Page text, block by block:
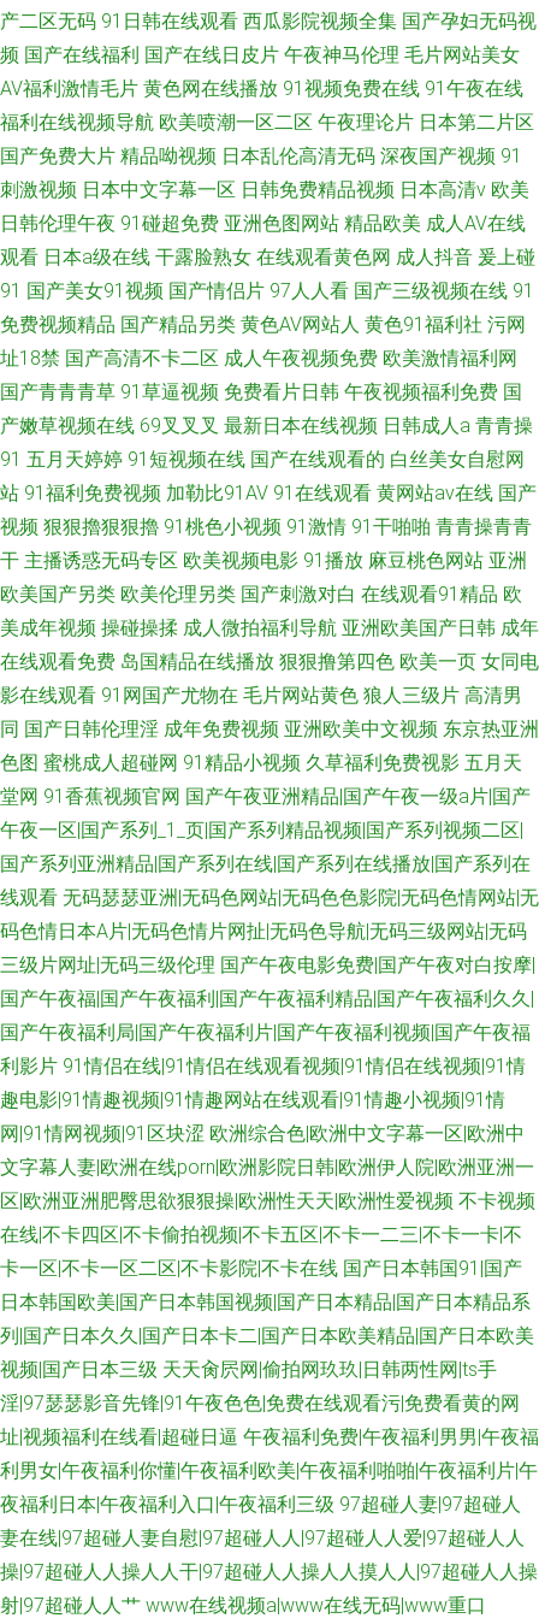
产二区无码 91日韩在线观看 西瓜影院视频全集 国产孕妇无码视
频 国产在线福利 国产在线日皮片 午夜神马伦理 毛片网站美女
AV福利激情毛片 黄色网在线播放 91视频免费在线 91午夜在线
福利在线视频导航 欧美喷潮一区二区 午夜理论片 日本第二片区
国产免费大片 精品呦视频 日本乱伦高清无码 深夜国产视频 91
刺激视频 日本中文字幕一区 日韩免费精品视频 日本高清v 欧美
日韩伦理午夜 91碰超免费 亚洲色图网站 精品欧美 成人AV在线
观看 日本a级在线 干露脸熟女 在线观看黄色网 成人抖音 爰上碰
91 国产美女91视频 国产情侣片 97人人看 国产三级视频在线 91
免费视频精品 国产精品另类 黄色AV网站人 黄色91福利社 污网
址18禁 国产高清不卡二区 成人午夜视频免费 欧美激情福利网
国产青青青草 91草逼视频 免费看片日韩 午夜视频福利免费 国
产嫩草视频在线 69叉叉叉 最新日本在线视频 日韩成人a 青青操
91 五月天婷婷 91短视频在线 国产在线观看的 白丝美女自慰网
站 91福利免费视频 加勒比91AV 91在线观看 黄网站av在线 国产
视频 狠狠擼狠狠擼 91桃色小视频 91激情 91干啪啪 青青操青青
干 主播诱惑无码专区 欧美视频电影 91播放 麻豆桃色网站 亚洲
欧美国产另类 欧美伦理另类 国产刺激对白 在线观看91精品 欧
美成年视频 操碰操揉 成人微拍福利导航 亚洲欧美国产日韩 成年
在线观看免费 岛国精品在线播放 狠狠撸第四色 欧美一页 女同电
影在线观看 91网国产尤物在 毛片网站黄色 狼人三级片 高清男
同 国产日韩伦理淫 成年免费视频 亚洲欧美中文视频 东京热亚洲
色图 蜜桃成人超碰网 91精品小视频 久草福利免费视影 五月天
堂网 91香蕉视频官网 国产午夜亚洲精品|国产午夜一级a片|国产
午夜一区|国产系列_1_页|国产系列精品视频|国产系列视频二区|
国产系列亚洲精品|国产系列在线|国产系列在线播放|国产系列在
线观看 无码瑟瑟亚洲|无码色网站|无码色色影院|无码色情网站|无
码色情日本A片|无码色情片网扯|无码色导航|无码三级网站|无码
三级片网址|无码三级伦理 国产午夜电影免费|国产午夜对白按摩|
国产午夜福|国产午夜福利|国产午夜福利精品|国产午夜福利久久|
国产午夜福利局|国产午夜福利片|国产午夜福利视频|国产午夜福
利影片 91情侣在线|91情侣在线观看视频|91情侣在线视频|91情
趣电影|91情趣视频|91情趣网站在线观看|91情趣小视频|91情
网|91情网视频|91区块涩 欧洲综合色|欧洲中文字幕一区|欧洲中
文字幕人妻|欧洲在线porn|欧洲影院日韩|欧洲伊人院|欧洲亚洲一
区|欧洲亚洲肥臀思欲狠狠操|欧洲性天天|欧洲性爱视频 不卡视频
在线|不卡四区|不卡偷拍视频|不卡五区|不卡一二三|不卡一卡|不
卡一区|不卡一区二区|不卡影院|不卡在线 国产日本韩国91|国产
日本韩国欧美|国产日本韩国视频|国产日本精品|国产日本精品系
列|国产日本久久|国产日本卡二|国产日本欧美精品|国产日本欧美
视频|国产日本三级 天天肏屄网|偷拍网玖玖|日韩两性网|ts手
淫|97瑟瑟影音先锋|91午夜色色|免费在线观看污|免费看黄的网
址|视频福利在线看|超碰日逼 午夜福利免费|午夜福利男男|午夜福
利男女|午夜福利你懂|午夜福利欧美|午夜福利啪啪|午夜福利片|午
夜福利日本|午夜福利入口|午夜福利三级 97超碰人妻|97超碰人
妻在线|97超碰人妻自慰|97超碰人人|97超碰人人爱|97超碰人人
操|97超碰人人操人人干|97超碰人人操人人摸人人|97超碰人人操
射|97超碰人人艹 www在线视频a|www在线无码|www重口